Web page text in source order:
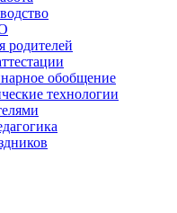
родителей
обобщение
технологии